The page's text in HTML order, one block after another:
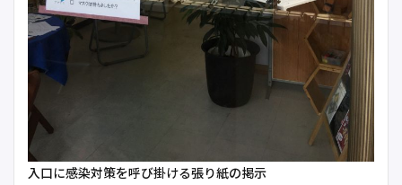
入口に感染対策を呼び掛ける張り紙の掲示